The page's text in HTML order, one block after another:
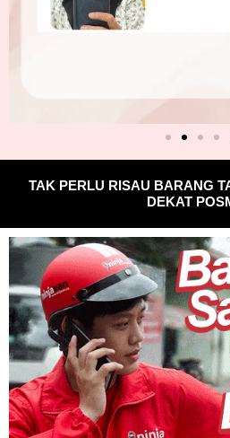
TAK PERLU RISAU BARANG
DEKAT